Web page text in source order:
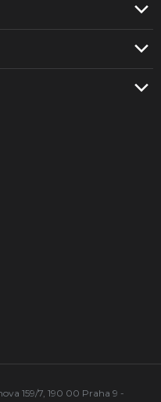
159/7, 190 00 Praha 9 -